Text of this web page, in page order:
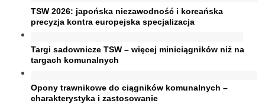
TSW 2026: japońska niezawodność i koreańska
precyzja kontra europejska specjalizacja
Targi sadownicze TSW – więcej miniciągników niż na
targach komunalnych
Opony trawnikowe do ciągników komunalnych –
charakterystyka i zastosowanie